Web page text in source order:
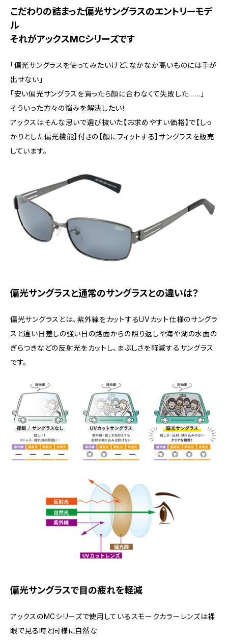
こだわりの詰まった偏光サングラスのエントリーモデ
ル
それがアックスMCシリーズです
「偏光サングラスを使ってみたいけど、なかなか高いものには手が
出せない」
「安い偏光サングラスを買ったら顔に合わなくて失敗した……」
そういった方々の悩みを解決したい！
アックスはそんな思いで選び抜いた【お求めやすい価格】で【しっ
かりとした偏光機能】付きの【顔にフィットする】サングラスを販売
しています。
偏光サングラスと通常のサングラスとの違いは？
偏光サングラスとは、紫外線をカットするUVカット仕様のサングラ
スと違い日差しの強い日の路面からの照り返しや海や湖の水面の
ぎらつきなどの反射光をカットし、まぶしさを軽減するサングラス
です。
偏光サングラスで目の疲れを軽減
アックスのMCシリーズで使用しているスモークカラーレンズは裸
眼で見る時と同様に自然な